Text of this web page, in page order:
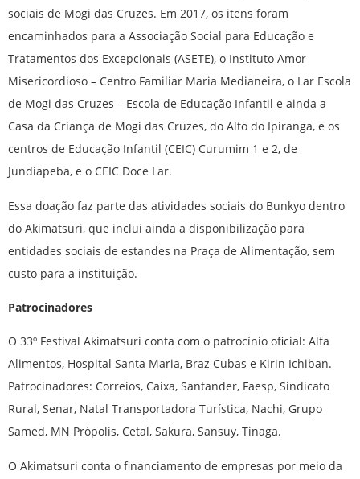
sociais de Mogi das Cruzes. Em 2017, os itens foram
encaminhados para a Associação Social para Educação e
Tratamentos dos Excepcionais (ASETE), o Instituto Amor
Misericordioso – Centro Familiar Maria Medianeira, o Lar Escola
de Mogi das Cruzes – Escola de Educação Infantil e ainda a
Casa da Criança de Mogi das Cruzes, do Alto do Ipiranga, e os
centros de Educação Infantil (CEIC) Curumim 1 e 2, de
Jundiapeba, e o CEIC Doce Lar.
Essa doação faz parte das atividades sociais do Bunkyo dentro
do Akimatsuri, que inclui ainda a disponibilização para
entidades sociais de estandes na Praça de Alimentação, sem
custo para a instituição.
Patrocinadores
O 33º Festival Akimatsuri conta com o patrocínio oficial: Alfa
Alimentos, Hospital Santa Maria, Braz Cubas e Kirin Ichiban.
Patrocinadores: Correios, Caixa, Santander, Faesp, Sindicato
Rural, Senar, Natal Transportadora Turística, Nachi, Grupo
Samed, MN Própolis, Cetal, Sakura, Sansuy, Tinaga.
O Akimatsuri conta o financiamento de empresas por meio da